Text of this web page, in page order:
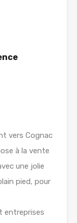
vers Cognac
à la vente
une jolie
pied, pour
entreprises